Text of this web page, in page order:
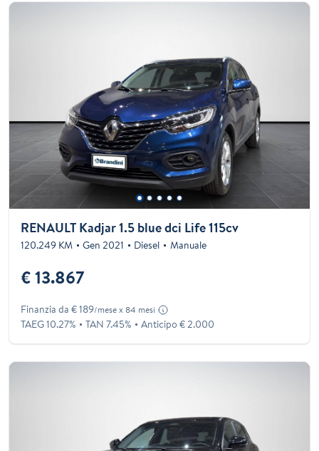
RENAULT Kadjar 1.5 blue dci Life 115cv
120.249 KM Gen 2021 Diesel Manuale
€ 13.867
Finanzia da € 189/mese x 84 mesi
TAEG 10.27% TAN 7.45% Anticipo € 2.000